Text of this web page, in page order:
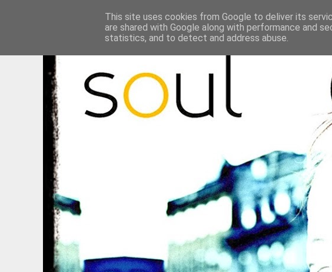
This site uses cookies from Google to deliver its
are shared with Google along with performance and
statistics, and to detect and address abuse.